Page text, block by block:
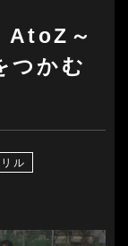
AtoZ～
つかむ
ル